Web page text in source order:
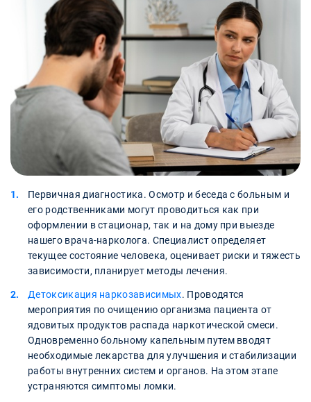
Первичная диагностика. Осмотр и беседа с больным и
его родственниками могут проводиться как при
оформлении в стационар, так и на дому при выезде
нашего врача-нарколога. Специалист определяет
текущее состояние человека, оценивает риски и тяжесть
зависимости, планирует методы лечения.
Детоксикация наркозависимых. Проводятся
мероприятия по очищению организма пациента от
ядовитых продуктов распада наркотической смеси.
Одновременно больному капельным путем вводят
необходимые лекарства для улучшения и стабилизации
работы внутренних систем и органов. На этом этапе
устраняются симптомы ломки.